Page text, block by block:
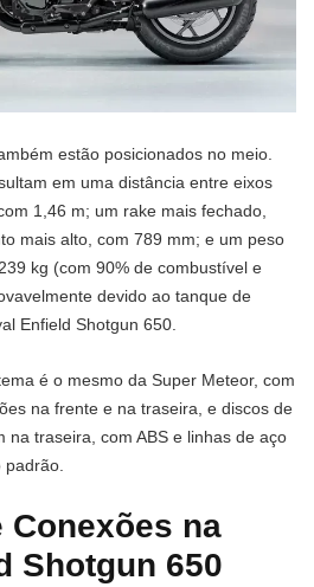
estão posicionados no meio.
em uma distância entre eixos
1,46 m; um rake mais fechado,
mais alto, com 789 mm; e um peso
kg (com 90% de combustível e
devido ao tanque de
Enfield Shotgun 650.
é o mesmo da Super Meteor, com
na frente e na traseira, e discos de
na traseira, com ABS e linhas de aço
padrão.
Conexões na
Shotgun 650